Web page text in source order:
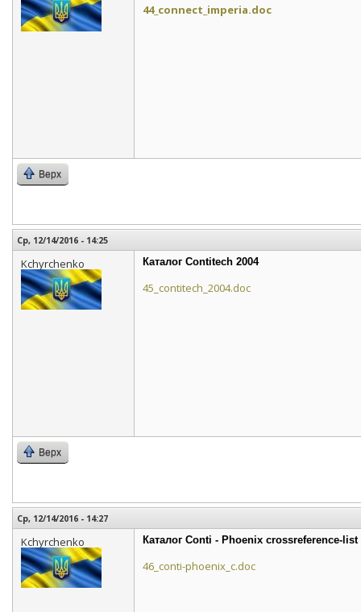
44_connect_imperia.doc
Верх
Ср, 12/14/2016 - 14:25
Kchyrchenko Каталог Contitech 2004
45_contitech_2004.doc
Верх
Ср, 12/14/2016 - 14:27
Kchyrchenko Каталог Conti - Phoenix crossreference-list
46_conti-phoenix_c.doc